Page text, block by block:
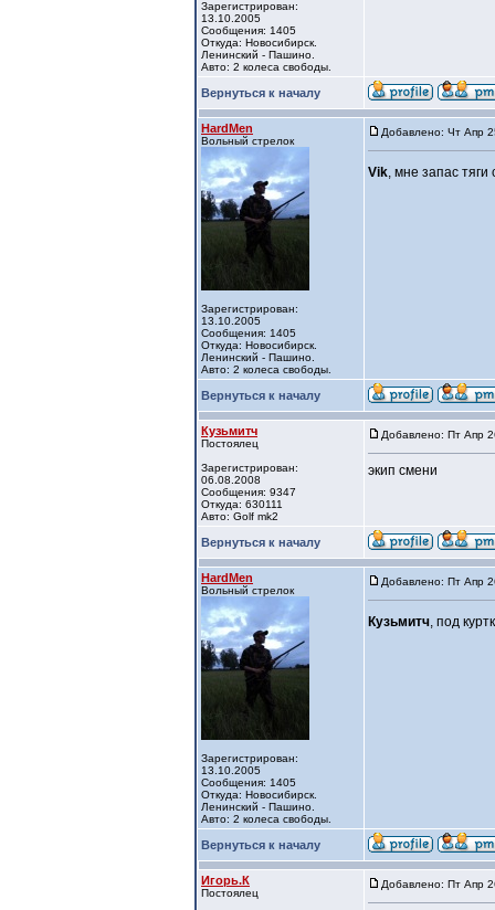
Зарегистрирован:
13.10.2005
Сообщения: 1405
Откуда: Новосибирск.
Ленинский - Пашино.
Авто: 2 колеса свободы.
Вернуться к началу
HardMen
Вольный стрелок
Зарегистрирован:
13.10.2005
Сообщения: 1405
Откуда: Новосибирск.
Ленинский - Пашино.
Авто: 2 колеса свободы.
Добавлено: Чт Апр
Vik, мне запас
Вернуться к началу
Кузьмитч
Постоялец
Зарегистрирован:
06.08.2008
Сообщения: 9347
Откуда: 630111
Авто: Golf mk2
Добавлено: Пт Апр
экип смени
Вернуться к началу
HardMen
Вольный стрелок
Зарегистрирован:
13.10.2005
Сообщения: 1405
Откуда: Новосибирск.
Ленинский - Пашино.
Авто: 2 колеса свободы.
Добавлено: Пт Апр
Кузьмитч, под
Вернуться к началу
Игорь.К
Постоялец
Добавлено: Пт Апр